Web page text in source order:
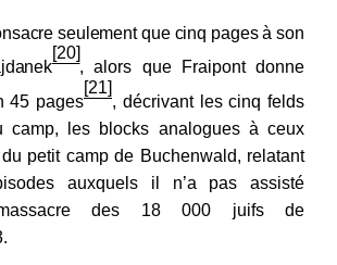
seulement que cinq pages à son
[20]
,alors que Fraipont donne
45 pages
[21]
, décrivant les cinq felds
camp, les blocks analogues à ceux
petit camp de Buchenwald, relatant
auxquels il n’a pas assisté
des 18 000 juifs de